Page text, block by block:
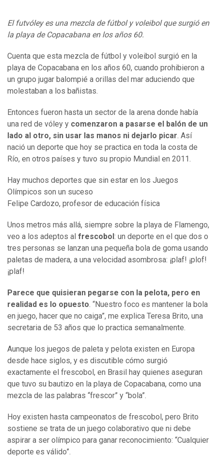
El futvóley es una mezcla de fútbol y voleibol que surgió en
la playa de Copacabana en los años 60.
Cuenta que esta mezcla de fútbol y voleibol surgió en la
playa de Copacabana en los años 60, cuando prohibieron a
un grupo jugar balompié a orillas del mar aduciendo que
molestaban a los bañistas.
Entonces fueron hasta un sector de la arena donde había
una red de vóley y comenzaron a pasarse el balón de un
lado al otro, sin usar las manos ni dejarlo picar. Así
nació un deporte que hoy se practica en toda la costa de
Río, en otros países y tuvo su propio Mundial en 2011.
Hay muchos deportes que sin estar en los Juegos
Olímpicos son un suceso
Felipe Cardozo, profesor de educación física
Unos metros más allá, siempre sobre la playa de Flamengo,
veo a los adeptos al frescobol : un deporte en el que dos o
tres personas se lanzan una pequeña bola de goma usando
paletas de madera, a una velocidad asombrosa: ¡plaf! ¡plof!
¡plaf!
Parece que quisieran pegarse con la pelota, pero en
realidad es lo opuesto. “Nuestro foco es mantener la bola
en juego, hacer que no caiga”, me explica Teresa Brito, una
secretaria de 53 años que lo practica semanalmente.
Aunque los juegos de paleta y pelota existen en Europa
desde hace siglos, y es discutible cómo surgió
exactamente el frescobol, en Brasil hay quienes aseguran
que tuvo su bautizo en la playa de Copacabana, como una
mezcla de las palabras “frescor” y “bola”.
Hoy existen hasta campeonatos de frescobol, pero Brito
sostiene se trata de un juego colaborativo que ni debe
aspirar a ser olímpico para ganar reconocimiento: “Cualquier
deporte es válido”.